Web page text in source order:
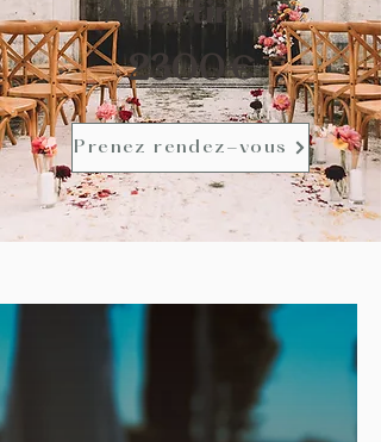
À partir de
2300€
Prenez rendez-vous